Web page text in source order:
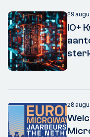
29
IO+
28